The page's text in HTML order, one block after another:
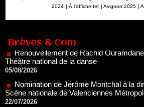
2024 | À l'affiche ter | Avignon 2025 |
Brèves & Com
Renouvellement de Rachid
Nomination de Jérôme Montchal à la
Scène nationale de Valenciennes Métropole
22/07/2026
Nomination de Servane Ducorps et
de la Comédie de Colmar - Centre
Est Alsace
07/07/2026